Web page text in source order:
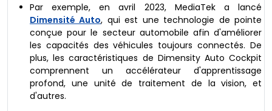
Par exemple, en avril 2023, MediaTek a lancé
Dimensité Auto, qui est une technologie de pointe
conçue pour le secteur automobile afin d'améliorer
les capacités des véhicules toujours connectés. De
plus, les caractéristiques de Dimensity Auto Cockpit
comprennent un accélérateur d'apprentissage
profond, une unité de traitement de la vision, et
d'autres.